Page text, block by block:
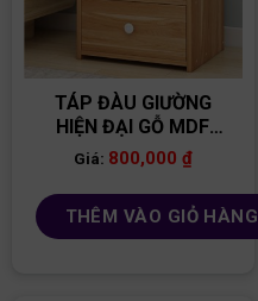
TÁP ĐÀU GIƯỜNG
HIỆN ĐẠI GỖ MDF
TĐG13
Giá: 800,000 ₫
THÊM VÀO GIỎ HÀNG